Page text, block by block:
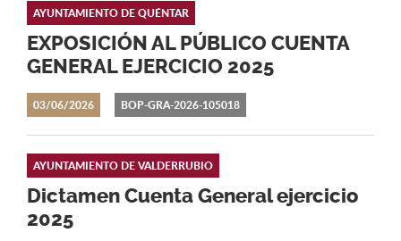
03/06/2026
EXPOSICIÓN AL PÚBLICO CUENTA
GENERAL EJERCICIO 2025
AYUNTAMIENTO DE QUÉNTAR
BOP-GRA-2026-105018
Dictamen Cuenta General ejercicio
2025
AYUNTAMIENTO DE VALDERRUBIO